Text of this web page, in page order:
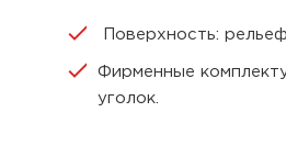
Поверхность:
Фирменные
уголок.